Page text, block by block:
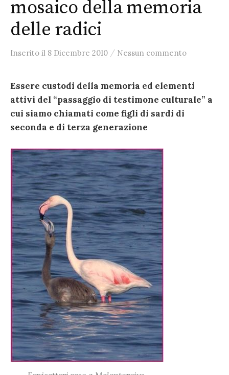
mosaico della memoria
delle radici
Inserito il 8 Dicembre 2010 / Nessun commento
Essere custodi della memoria ed elementi
attivi del “passaggio di testimone culturale” a
cui siamo chiamati come figli di sardi di
seconda e di terza generazione